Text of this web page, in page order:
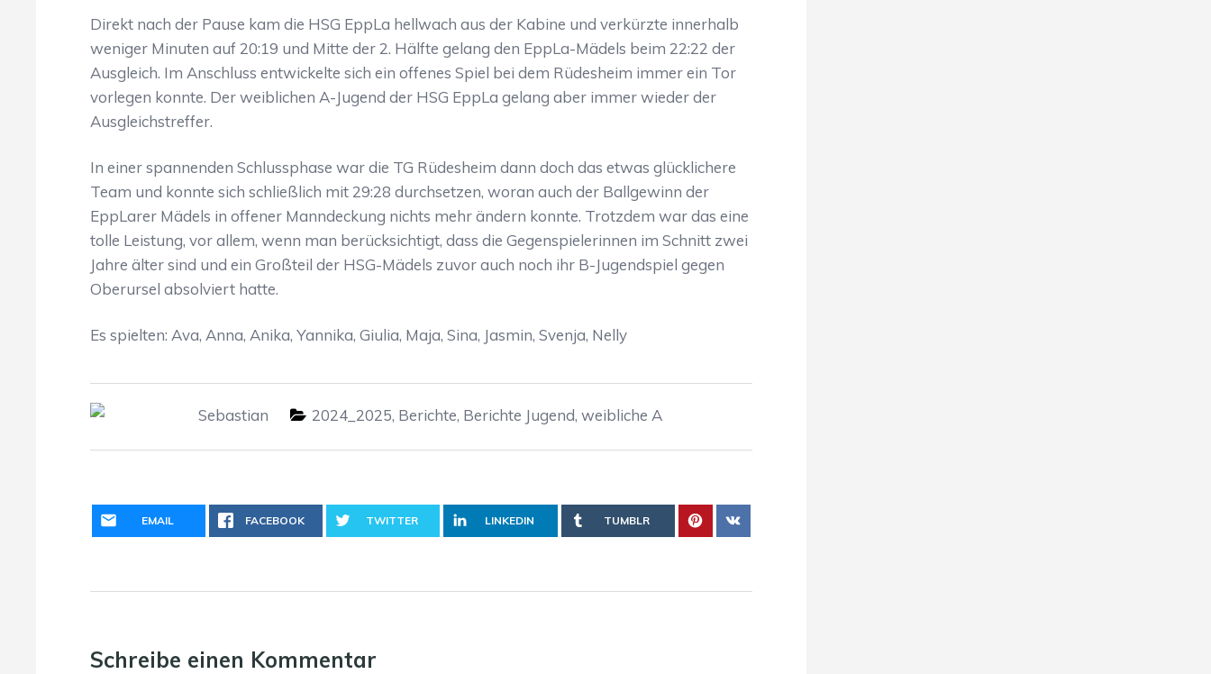
Direkt nach der Pause kam die HSG EppLa hellwach aus der Kabine und verkürzte innerhalb
weniger Minuten auf 20:19 und Mitte der 2. Hälfte gelang den EppLa-Mädels beim 22:22 der
Ausgleich. Im Anschluss entwickelte sich ein offenes Spiel bei dem Rüdesheim immer ein Tor
vorlegen konnte. Der weiblichen A-Jugend der HSG EppLa gelang aber immer wieder der
Ausgleichstreffer.
In einer spannenden Schlussphase war die TG Rüdesheim dann doch das etwas glücklichere
Team und konnte sich schließlich mit 29:28 durchsetzen, woran auch der Ballgewinn der
EppLarer Mädels in offener Manndeckung nichts mehr ändern konnte. Trotzdem war das eine
tolle Leistung, vor allem, wenn man berücksichtigt, dass die Gegenspielerinnen im Schnitt zwei
Jahre älter sind und ein Großteil der HSG-Mädels zuvor auch noch ihr B-Jugendspiel gegen
Oberursel absolviert hatte.
Es spielten: Ava, Anna, Anika, Yannika, Giulia, Maja, Sina, Jasmin, Svenja, Nelly
Sebastian 2024_2025, Berichte, Berichte Jugend, weibliche A
EMAIL FACEBOOK TWITTER LINKEDIN TUMBLR
Schreibe einen Kommentar